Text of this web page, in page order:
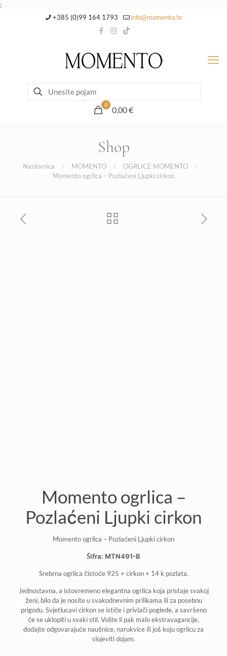
;
+385 (0)99 164 1793
info@momento.hr
0
0,00 €
Shop
Naslovnica MOMENTO
OGRLICE MOMENTO
Momento ogrlica – Pozlaćeni Ljupki cirkon
Momento ogrlica –
Pozlaćeni Ljupki cirkon
Momento ogrlica – Pozlaćeni Ljupki cirkon
Šifra: MTN491-B
Srebrna ogrlica čistoće 925 + cirkon + 14 k pozlata.
Jednostavna, a istovremeno elegantna ogrlica koja pristaje svakoj
ženi, bilo da je nosite u svakodnevnim prilikama ili za posebnu
prigodu. Svjetlucavi cirkon se ističe i privlači poglede, a savršeno
će se uklopiti u svaki stil. Volite li pak malo ekstravagancije,
dodajte odgovarajuće naušnice, narukvice ili još koju ogrlicu za
slojeviti dojam.